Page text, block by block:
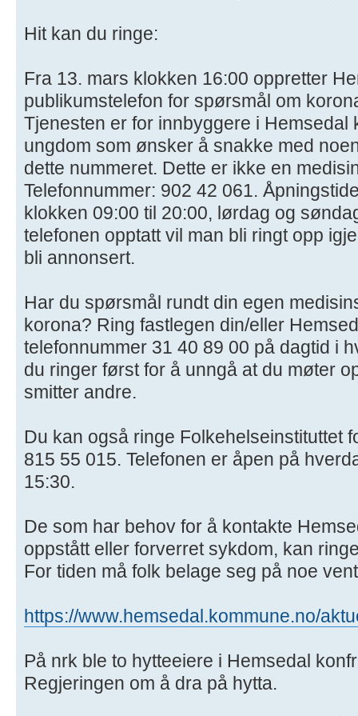
Hit kan du ringe:
Fra 13. mars klokken 16:00 oppretter
publikumstelefon for spørsmål om
Tjenesten er for innbyggere i Hemsedal
ungdom som ønsker å snakke med
dette nummeret. Dette er ikke en
Telefonnummer: 902 42 061.
klokken 09:00 til 20:00, lørdag og
telefonen opptatt vil man bli ringt opp
bli annonsert.
Har du spørsmål rundt din egen
korona? Ring fastlegen din/eller
telefonnummer 31 40 89 00 på dagtid i
du ringer først for å unngå at du møter
smitter andre.
Du kan også ringe Folkehelseinstituttet
815 55 015. Telefonen er åpen på
15:30.
De som har behov for å kontakte
oppstått eller forverret sykdom, kan
For tiden må folk belage seg på noe
https://www.hemsedal.kommune.no/
På nrk ble to hytteeiere i Hemsedal
Regjeringen om å dra på hytta.